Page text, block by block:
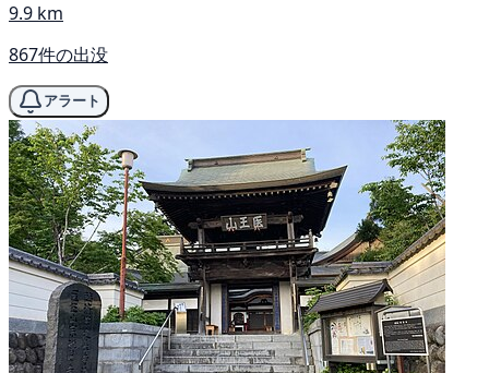
9.9 km
867件の出没
アラート